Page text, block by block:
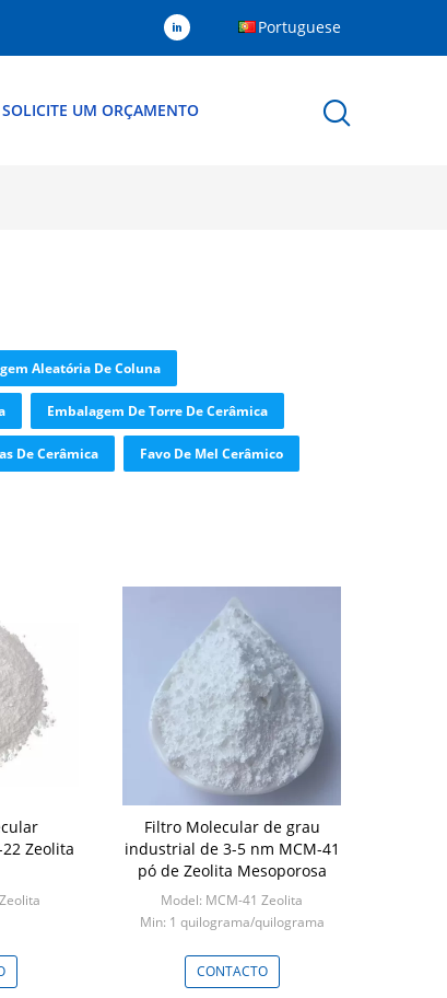
Portuguese
SOLICITE UM ORÇAMENTO
Aleatória De Coluna
Embalagem De Torre De Cerâmica
De Cerâmica Favo De Mel Cerâmico
Zeolita
Filtro Molecular de grau
industrial de 3-5 nm MCM-41
pó de Zeolita Mesoporosa
Model: MCM-41 Zeolita
Min: 1 quilograma/quilograma
CONTACTO